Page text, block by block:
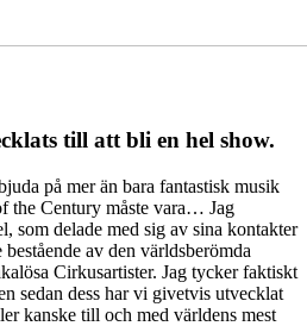
till att bli en hel show.
på mer än bara fantastisk musik
the Century måste vara… Jag
som delade med sig av sina kontakter
av den världsberömda
Cirkusartister. Jag tycker faktiskt
sedan dess har vi givetvis utvecklat
kanske till och med världens mest